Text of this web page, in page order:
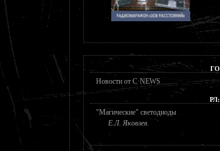
Новости от C·NEWS
"Магические" светодиоды
Е.Л. Яковлев.